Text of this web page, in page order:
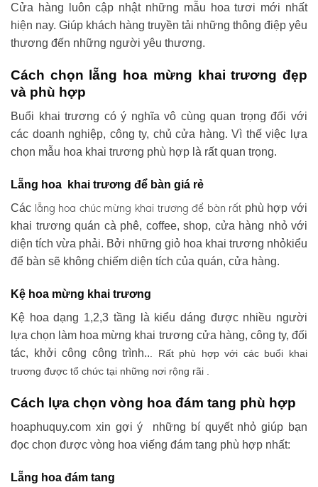
Cửa hàng luôn cập nhật những mẫu hoa tươi mới nhất
hiện nay. Giúp khách hàng truyền tải những thông điệp yêu
thương đến những người yêu thương.
Cách chọn lẵng hoa mừng khai trương đẹp
và phù hợp
Buổi khai trương có ý nghĩa vô cùng quan trọng đối với
các doanh nghiệp, công ty, chủ cửa hàng. Vì thế việc lựa
chọn mẫu hoa khai trương phù hợp là rất quan trọng.
Lẵng hoa khai trương để bàn giá rẻ
Các lẵng hoa chúc mừng khai trương để bàn rất phù hợp với
khai trương quán cà phê, coffee, shop, cửa hàng nhỏ với
diện tích vừa phải. Bởi những giỏ hoa khai trương nhỏkiểu
để bàn sẽ không chiếm diện tích của quán, cửa hàng.
Kệ hoa mừng khai trương
Kệ hoa dạng 1,2,3 tầng là kiểu dáng được nhiều người
lựa chọn làm hoa mừng khai trương cửa hàng, công ty, đối
tác, khởi công công trình.. . Rất phù hợp với các buổi khai
trương được tổ chức tại những nơi rộng rãi .
Cách lựa chọn vòng hoa đám tang phù hợp
hoaphuquy.com xin gợi ý những bí quyết nhỏ giúp bạn
đọc chọn được vòng hoa viếng đám tang phù hợp nhất:
Lẵng hoa đám tang